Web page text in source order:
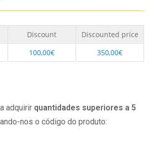
Discount
Discounted price
100,00€ 350,00€
adquirir quantidades superiores a 5
nos o código do produto: